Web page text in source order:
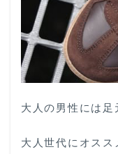
大人の男性には足
大人世代にオス